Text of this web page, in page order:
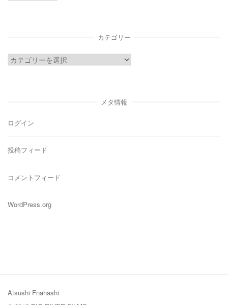
カテゴリー
カ
メタ情報
ログイン
投稿フィード
コメントフィード
WordPress.org
Atsushi Fnahashi